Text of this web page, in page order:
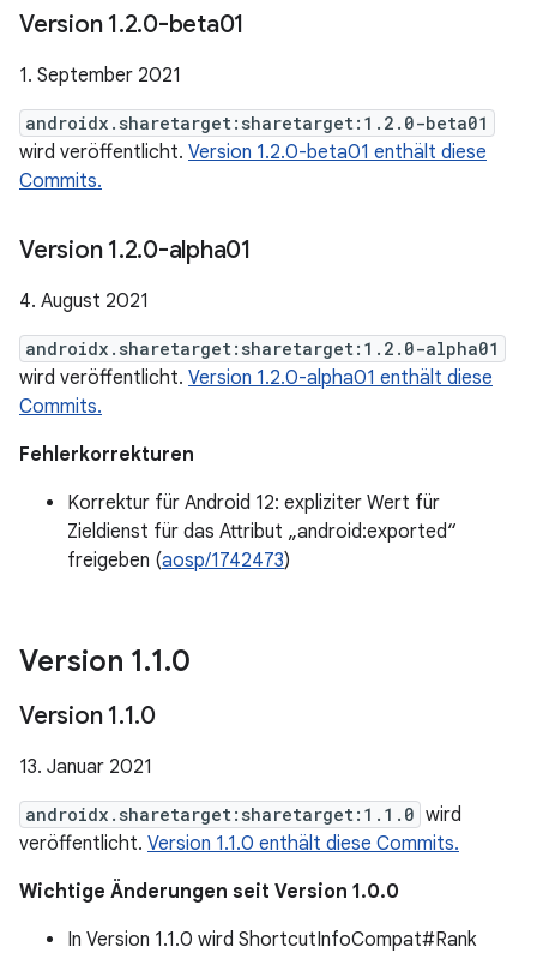
Version 1.2.0-beta01
1. September 2021
androidx.sharetarget:sharetarget:1.2.0-beta01
wird veröffentlicht. Version 1.2.0-beta01 enthält diese
Commits.
Version 1.2.0-alpha01
4. August 2021
androidx.sharetarget:sharetarget:1.2.0-alpha01
wird veröffentlicht. Version 1.2.0-alpha01 enthält diese
Commits.
Fehlerkorrekturen
Korrektur für Android 12: expliziter Wert für
Zieldienst für das Attribut „android:exported“
freigeben (aosp/1742473)
Version 1.1.0
Version 1.1.0
13. Januar 2021
androidx.sharetarget:sharetarget:1.1.0 wird
veröffentlicht. Version 1.1.0 enthält diese Commits.
Wichtige Änderungen seit Version 1.0.0
In Version 1.1.0 wird ShortcutInfoCompat#Rank